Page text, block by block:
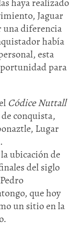
haya realizado
Jaguar
una diferencia
había
esta
para
Códice Nuttall
conquista,
Lugar
ubicación de
del siglo
que hoy
un sitio en la